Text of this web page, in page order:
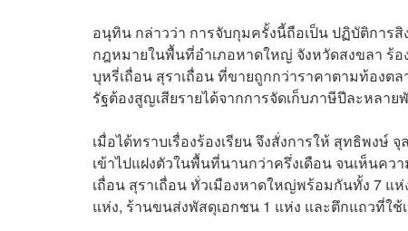
อนุทิน กล่าวว่า การจับกุมครั้งนี้ถือเป็น ปฏิบัติการ
กฎหมายในพื้นที่อำเภอหาดใหญ่ จังหวัดสงขลา ร้อ
บุหรี่เถื่อน สุราเถื่อน ที่ขายถูกกว่าราคาตามท้องต
รัฐต้องสูญเสียรายได้จากการจัดเก็บภาษีปีละหลา
เมื่อได้ทราบเรื่องร้องเรียน จึงสั่งการให้ สุทธิพง
เข้าไปแฝงตัวในพื้นที่นานกว่าครึ่งเดือน จนเห็นคว
เถื่อน สุราเถื่อน ทั่วเมืองหาดใหญ่พร้อมกันทั้ง 7 แ
แห่ง, ร้านขนส่งพัสดุเอกชน 1 แห่ง และตึกแถวที่ใ